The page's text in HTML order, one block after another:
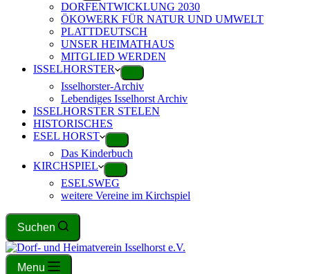
DORFENTWICKLUNG 2030
ÖKOWERK FÜR NATUR UND UMWELT
PLATTDEUTSCH
UNSER HEIMATHAUS
MITGLIED WERDEN
ISSELHORSTER
Isselhorster-Archiv
Lebendiges Isselhorst Archiv
ISSELHORSTER STELEN
HISTORISCHES
ESEL HORST
Das Kinderbuch
KIRCHSPIEL
ESELSWEG
weitere Vereine im Kirchspiel
Suchen
Menu